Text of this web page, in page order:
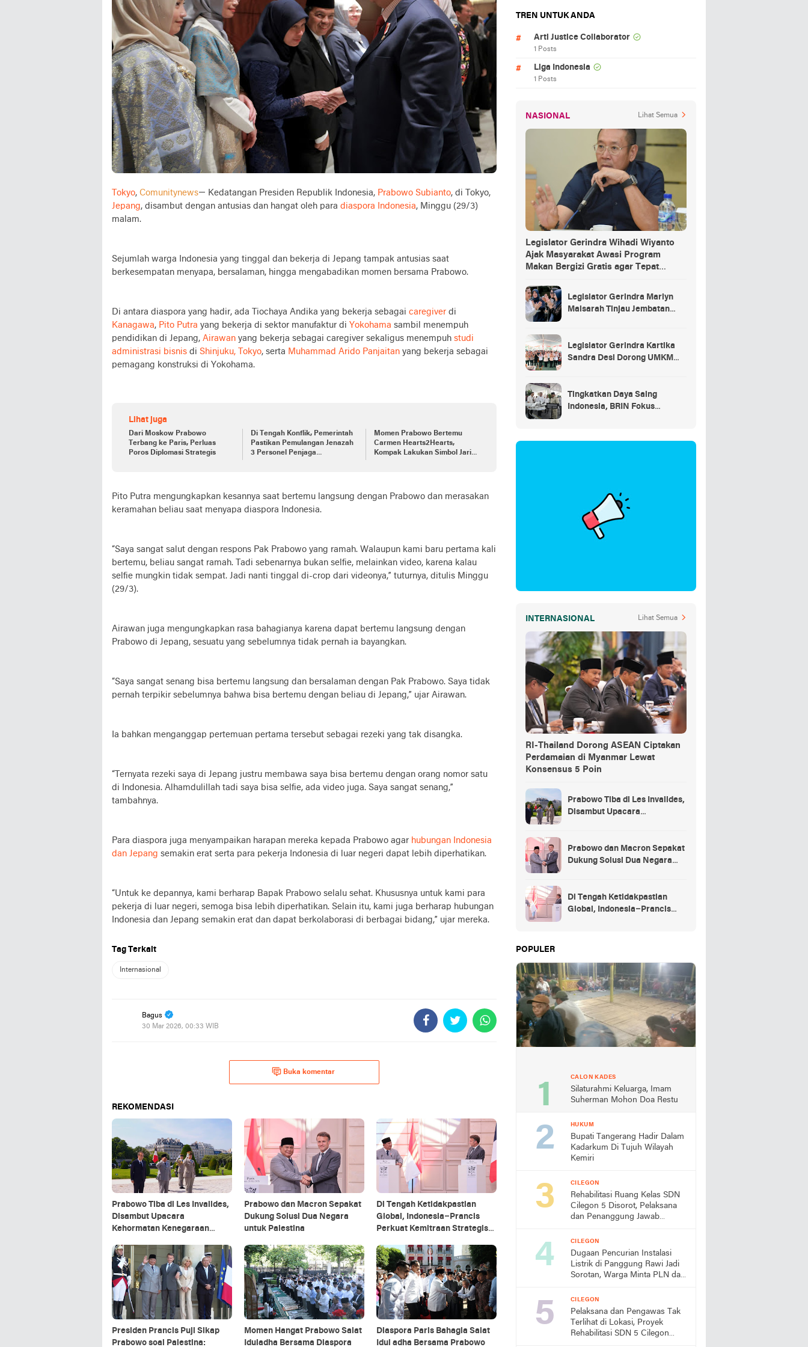
Tokyo, Comunitynews— Kedatangan Presiden Republik Indonesia, Prabowo Subianto, di Tokyo,
Jepang, disambut dengan antusias dan hangat oleh para diaspora Indonesia, Minggu (29/3)
malam.
Sejumlah warga Indonesia yang tinggal dan bekerja di Jepang tampak antusias saat
berkesempatan menyapa, bersalaman, hingga mengabadikan momen bersama Prabowo.
Di antara diaspora yang hadir, ada Tiochaya Andika yang bekerja sebagai caregiver di
Kanagawa, Pito Putra yang bekerja di sektor manufaktur di Yokohama sambil menempuh
pendidikan di Jepang, Airawan yang bekerja sebagai caregiver sekaligus menempuh studi
administrasi bisnis di Shinjuku, Tokyo, serta Muhammad Arido Panjaitan yang bekerja sebagai
pemagang konstruksi di Yokohama.
Lihat juga
Dari Moskow Prabowo
Terbang ke Paris, Perluas
Poros Diplomasi Strategis
Di Tengah Konflik, Pemerintah
Pastikan Pemulangan Jenazah
3 Personel Penjaga
Momen Prabowo Bertemu
Carmen Hearts2Hearts,
Kompak Lakukan Simbol Jari
Pito Putra mengungkapkan kesannya saat bertemu langsung dengan Prabowo dan merasakan
keramahan beliau saat menyapa diaspora Indonesia.
“Saya sangat salut dengan respons Pak Prabowo yang ramah. Walaupun kami baru pertama kali
bertemu, beliau sangat ramah. Tadi sebenarnya bukan selfie, melainkan video, karena kalau
selfie mungkin tidak sempat. Jadi nanti tinggal di-crop dari videonya,” tuturnya, ditulis Minggu
(29/3).
Airawan juga mengungkapkan rasa bahagianya karena dapat bertemu langsung dengan
Prabowo di Jepang, sesuatu yang sebelumnya tidak pernah ia bayangkan.
“Saya sangat senang bisa bertemu langsung dan bersalaman dengan Pak Prabowo. Saya tidak
pernah terpikir sebelumnya bahwa bisa bertemu dengan beliau di Jepang,” ujar Airawan.
Ia bahkan menganggap pertemuan pertama tersebut sebagai rezeki yang tak disangka.
“Ternyata rezeki saya di Jepang justru membawa saya bisa bertemu dengan orang nomor satu
di Indonesia. Alhamdulillah tadi saya bisa selfie, ada video juga. Saya sangat senang,”
tambahnya.
Para diaspora juga menyampaikan harapan mereka kepada Prabowo agar hubungan Indonesia
dan Jepang semakin erat serta para pekerja Indonesia di luar negeri dapat lebih diperhatikan.
“Untuk ke depannya, kami berharap Bapak Prabowo selalu sehat. Khususnya untuk kami para
pekerja di luar negeri, semoga bisa lebih diperhatikan. Selain itu, kami juga berharap hubungan
Indonesia dan Jepang semakin erat dan dapat berkolaborasi di berbagai bidang,” ujar mereka.
Tag Terkait
Internasional
Bagus
30 Mar 2026, 00:33 WIB
Buka komentar
REKOMENDASI
Prabowo Tiba di Les Invalides,
Disambut Upacara
Kehormatan Kenegaraan
Prabowo dan Macron Sepakat
Dukung Solusi Dua Negara
untuk Palestina
Di Tengah Ketidakpastian
Global, Indonesia–Prancis
Perkuat Kemitraan Strategis
Presiden Prancis Puji Sikap
Prabowo soal Palestina:
Momen Hangat Prabowo Salat
Iduladha Bersama Diaspora
Diaspora Paris Bahagia Salat
Idul adha Bersama Prabowo
TREN UNTUK ANDA
Arti Justice Collaborator
1 Posts
Liga Indonesia
1 Posts
NASIONAL Lihat Semua
Legislator Gerindra Wihadi Wiyanto
Ajak Masyarakat Awasi Program
Makan Bergizi Gratis agar Tepat
Legislator Gerindra Marlyn
Maisarah Tinjau Jembatan
Legislator Gerindra Kartika
Sandra Desi Dorong UMKM
Tingkatkan Daya Saing
Indonesia, BRIN Fokus
INTERNASIONAL Lihat Semua
RI-Thailand Dorong ASEAN Ciptakan
Perdamaian di Myanmar Lewat
Konsensus 5 Poin
Prabowo Tiba di Les Invalides,
Disambut Upacara
Prabowo dan Macron Sepakat
Dukung Solusi Dua Negara
Di Tengah Ketidakpastian
Global, Indonesia–Prancis
POPULER
CALON KADES
Silaturahmi Keluarga, Imam
Suherman Mohon Doa Restu
HUKUM
Bupati Tangerang Hadir Dalam
Kadarkum Di Tujuh Wilayah
Kemiri
CILEGON
Rehabilitasi Ruang Kelas SDN
Cilegon 5 Disorot, Pelaksana
dan Penanggung Jawab
Berada di Lokasi
CILEGON
Dugaan Pencurian Instalasi
Listrik di Panggung Rawi Jadi
Sorotan, Warga Minta PLN dan
CILEGON
Pelaksana dan Pengawas Tak
Terlihat di Lokasi, Proyek
Rehabilitasi SDN 5 Cilegon